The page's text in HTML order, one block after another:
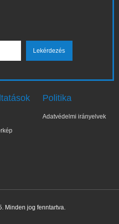
Politika
Adatvédelmi irányelvek
Minden jog fenntartva.
✕